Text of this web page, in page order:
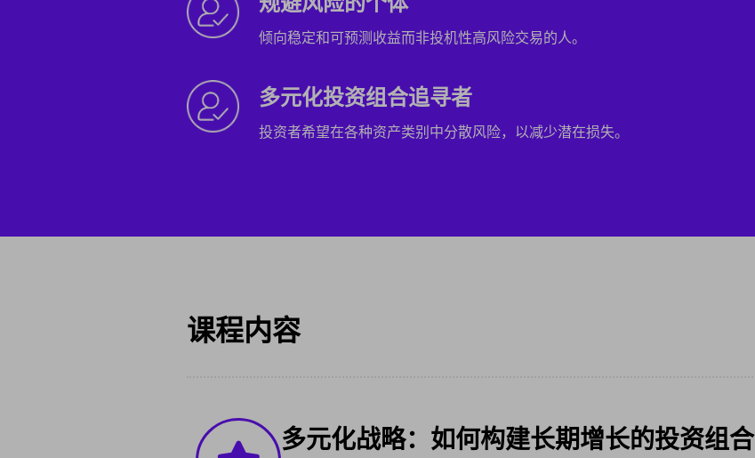
倾向稳定和可预测收益而非投机性高风险交易的人。
多元化投资组合追寻者
投资者希望在各种资产类别中分散风险，以减少潜在损失。
课程内容
多元化战略：如何构建长期增长的投资组合